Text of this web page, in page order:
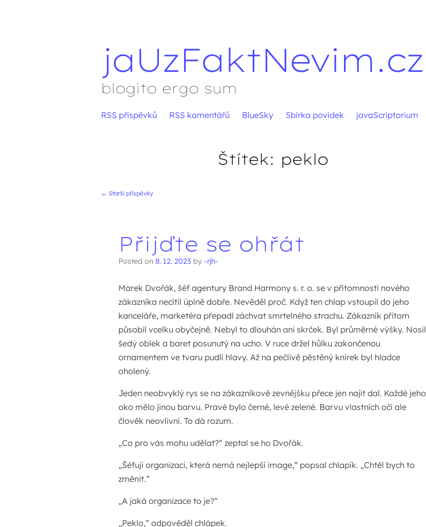
jaUzFaktNevim.cz
blogito ergo sum
Přejít
RSS příspěvků RSS komentářů BlueSky Sbírka povídek javaScriptorium
Štítek: peklo
← Starší příspěvky
Přijďte se ohřát
Posted on 8. 12. 2023 by -rjh-
Marek Dvořák, šéf agentury Brand Harmony s. r. o. se v přítomnosti nového
zákazníka necítil úplně dobře. Nevěděl proč. Když ten chlap vstoupil do jeho
kanceláře, marketéra přepadl záchvat smrtelného strachu. Zákazník přitom
působil vcelku obyčejně. Nebyl to dlouhán ani skrček. Byl průměrné výšky. Nosil
šedý oblek a baret posunutý na ucho. V ruce držel hůlku zakončenou
ornamentem ve tvaru pudlí hlavy. Až na pečlivě pěstěný knírek byl hladce
oholený.
Jeden neobvyklý rys se na zákazníkově zevnějšku přece jen najít dal. Každé jeho
oko mělo jinou barvu. Pravé bylo černé, levé zelené. Barvu vlastních očí ale
člověk neovlivní. To dá rozum.
„Co pro vás mohu udělat?“ zeptal se ho Dvořák.
„Šéfuji organizaci, která nemá nejlepší image,“ popsal chlapík. „Chtěl bych to
změnit.“
„A jaká organizace to je?“
„Peklo,“ odpověděl chlápek.